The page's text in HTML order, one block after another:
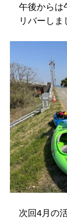
午後からは
リバーしま
次回4月の